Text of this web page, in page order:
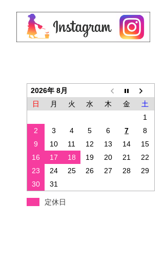
2026年 8月
日
月 火 水 木 金
土
1
2
3 4 5 6 7
8
9
10 11 12 13 14
15
16
17 18 19 20 21
22
23
24 25 26 27 28
29
30
31
定休日